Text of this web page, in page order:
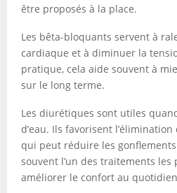
être proposés à la place.
Les bêta-bloquants servent à
cardiaque et à diminuer la
pratique, cela aide souvent à
sur le long terme.
Les diurétiques sont utiles
d’eau. Ils favorisent
qui peut réduire les gonflements
souvent l’un des traitements
améliorer le confort au